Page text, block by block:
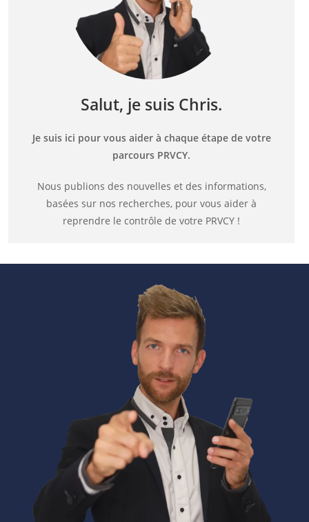
Salut, je suis Chris.
Je suis ici pour vous aider à chaque étape de votre
parcours PRVCY.
Nous publions des nouvelles et des informations,
basées sur nos recherches, pour vous aider à
reprendre le contrôle de votre PRVCY !